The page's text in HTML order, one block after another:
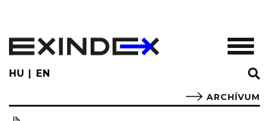
main
content
HU EN
ARCHÍVUM